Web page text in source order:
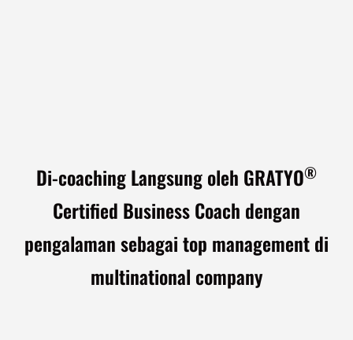
Di-coaching Langsung oleh GRATYO®
Certified Business Coach dengan
pengalaman sebagai top management di
multinational company